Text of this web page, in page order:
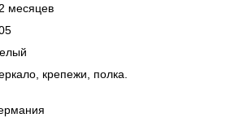
месяцев
крепежи, полка.